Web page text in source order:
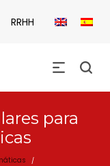
RRHH
para
/